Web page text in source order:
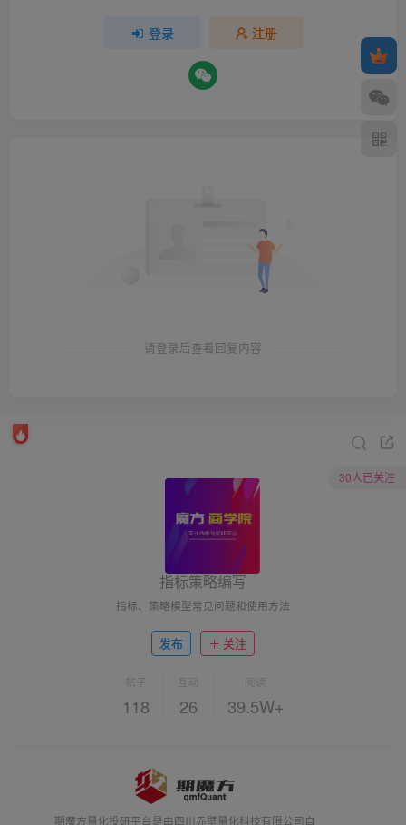
登录 注册
请登录后查看回复内容
30人已关注
指标策略编写
指标、策略模型常见问题和使用方法
发布 关注
帖子
118
互动
26
阅读
39.5W+
期魔方量化投研平台是由四川赤壁量化科技有限公司自